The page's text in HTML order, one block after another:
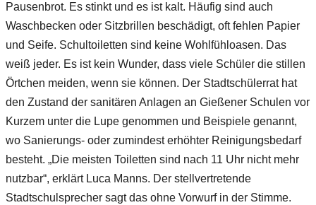
Pausenbrot. Es stinkt und es ist kalt. Häufig sind auch
Waschbecken oder Sitzbrillen beschädigt, oft fehlen Papier
und Seife. Schultoiletten sind keine Wohlfühloasen. Das
weiß jeder. Es ist kein Wunder, dass viele Schüler die stillen
Örtchen meiden, wenn sie können. Der Stadtschülerrat hat
den Zustand der sanitären Anlagen an Gießener Schulen vor
Kurzem unter die Lupe genommen und Beispiele genannt,
wo Sanierungs- oder zumindest erhöhter Reinigungsbedarf
besteht. „Die meisten Toiletten sind nach 11 Uhr nicht mehr
nutzbar“, erklärt Luca Manns. Der stellvertretende
Stadtschulsprecher sagt das ohne Vorwurf in der Stimme.